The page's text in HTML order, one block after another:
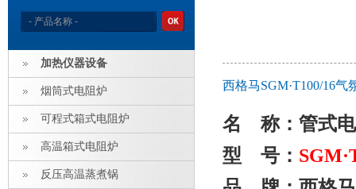
加热仪器设备
烟筒式电阻炉
可程式箱式电阻炉
高温箱式电阻炉
反压高温蒸煮锅
西格马SGM·T100/16
名 称： 管式
型 号： SGM